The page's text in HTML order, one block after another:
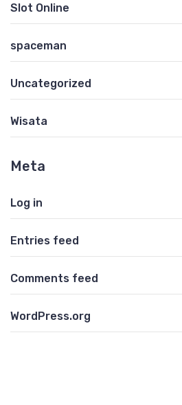
Slot Online
spaceman
Uncategorized
Wisata
Meta
Log in
Entries feed
Comments feed
WordPress.org